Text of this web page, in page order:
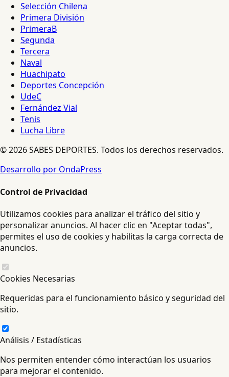
Selección Chilena
Primera División
PrimeraB
Segunda
Tercera
Naval
Huachipato
Deportes Concepción
UdeC
Fernández Vial
Tenis
Lucha Libre
© 2026 SABES DEPORTES. Todos los derechos reservados.
Desarrollo por OndaPress
Control de Privacidad
Utilizamos cookies para analizar el tráfico del sitio y
personalizar anuncios. Al hacer clic en "Aceptar todas",
permites el uso de cookies y habilitas la carga correcta de
anuncios.
Cookies Necesarias
Requeridas para el funcionamiento básico y seguridad del
sitio.
Análisis / Estadísticas
Nos permiten entender cómo interactúan los usuarios
para mejorar el contenido.